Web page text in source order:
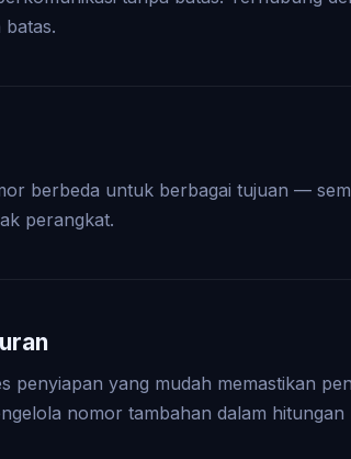
berbeda untuk berbagai tujuan —
perangkat.
penyiapan yang mudah memastikan
nomor tambahan dalam hitungan